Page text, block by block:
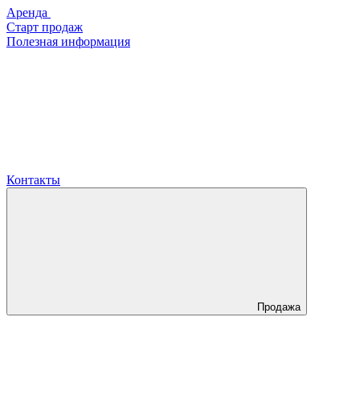
Аренда
Старт продаж
Полезная информация
Контакты
Продажа